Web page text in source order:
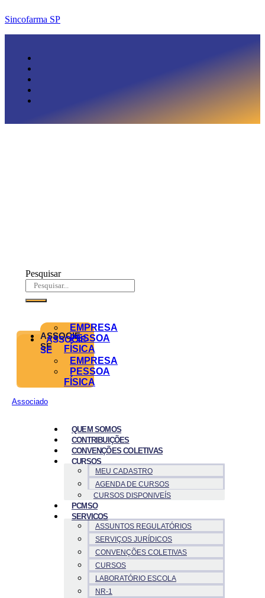
Sincofarma SP
Pesquisar
ASSOCIE-
SE
EMPRESA
PESSOA
FÍSICA
ASSOCIE-
SE
EMPRESA
PESSOA
FÍSICA
Associado
QUEM SOMOS
CONTRIBUIÇÕES
CONVENÇÕES COLETIVAS
CURSOS
MEU CADASTRO
AGENDA DE CURSOS
CURSOS DISPONIVEÍS
PCMSO
SERVICOS
ASSUNTOS REGULATÓRIOS
SERVIÇOS JURÍDICOS
CONVENÇÕES COLETIVAS
CURSOS
LABORATÓRIO ESCOLA
NR-1